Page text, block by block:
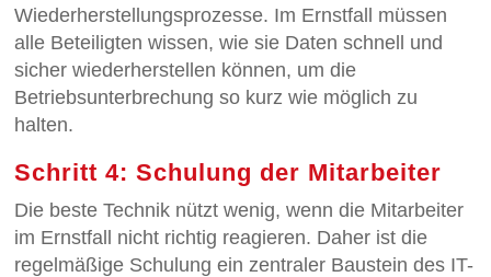
Wiederherstellungsprozesse. Im Ernstfall müssen
alle Beteiligten wissen, wie sie Daten schnell und
sicher wiederherstellen können, um die
Betriebsunterbrechung so kurz wie möglich zu
halten.
Schritt 4: Schulung der Mitarbeiter
Die beste Technik nützt wenig, wenn die Mitarbeiter
im Ernstfall nicht richtig reagieren. Daher ist die
regelmäßige Schulung ein zentraler Baustein des IT-